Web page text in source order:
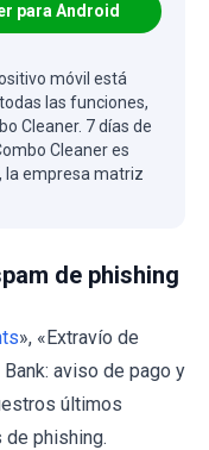
para Android
móvil está
las funciones,
Cleaner. 7 días de
Cleaner es
, la empresa matriz
de phishing
», «Extravío de
aviso de pago y
últimos
phishing.